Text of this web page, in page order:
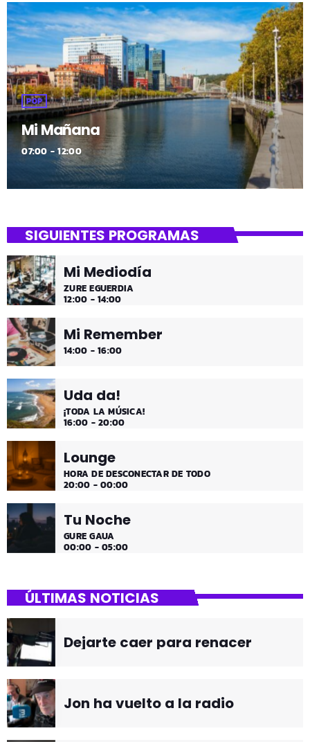
POP
Mi Mañana
07:00 - 12:00
SIGUIENTES PROGRAMAS
Mi Mediodía
ZURE EGUERDIA
12:00 - 14:00
Mi Remember
14:00 - 16:00
Uda da!
¡TODA LA MÚSICA!
16:00 - 20:00
Lounge
HORA DE DESCONECTAR DE TODO
20:00 - 00:00
Tu Noche
GURE GAUA
00:00 - 05:00
ÚLTIMAS NOTICIAS
Dejarte caer para renacer
Jon ha vuelto a la radio